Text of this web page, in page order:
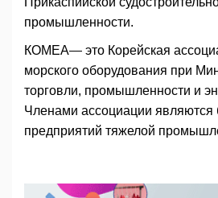
промышленности.
КОМЕА— это Корейская
морского оборудования при
торговли, промышленности и
Членами ассоциации являются
предприятий тяжелой